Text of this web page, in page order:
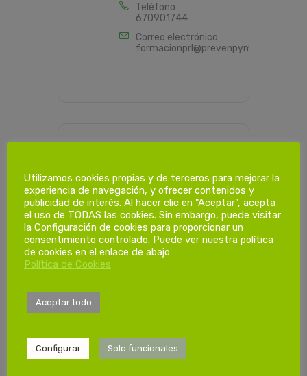
Teléfono
670901744
Correo electrónico
formacionprl@prevenpyme.es
Dias de
formación.
Viernes 20-01-2023
de 15:00 a 20:00
Utilizamos cookies propias y de terceros para mejorar la
experiencia de navegación, y ofrecer contenidos y
publicidad de interés. Al hacer clic en "Aceptar", acepta
el uso de TODAS las cookies. Sin embargo, puede visitar
la Configuración de cookies para proporcionar un
consentimiento controlado. Puede ver nuestra política
de cookies en el enlace de abajo:
Política de Cookies
Aceptar todo
Configurar Solo funcionales